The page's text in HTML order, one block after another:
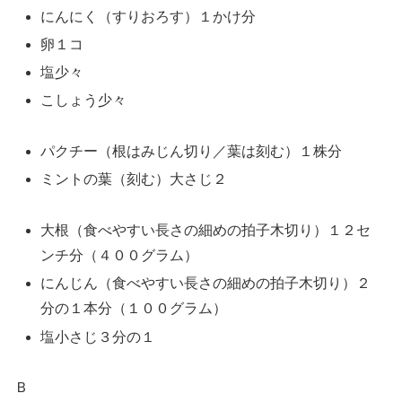
にんにく（すりおろす）１かけ分
卵１コ
塩少々
こしょう少々
パクチー（根はみじん切り／葉は刻む）１株分
ミントの葉（刻む）大さじ２
大根（食べやすい長さの細めの拍子木切り）１２セ
ンチ分（４００グラム）
にんじん（食べやすい長さの細めの拍子木切り）２
分の１本分（１００グラム）
塩小さじ３分の１
Ｂ